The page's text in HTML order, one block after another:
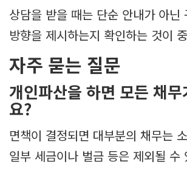
상담을 받을 때는 단순 안내가 아닌
방향을 제시하는지 확인하는 것이
자주 묻는 질문
개인파산을 하면 모든 채
요?
면책이 결정되면 대부분의 채무는
일부 세금이나 벌금 등은 제외될 수